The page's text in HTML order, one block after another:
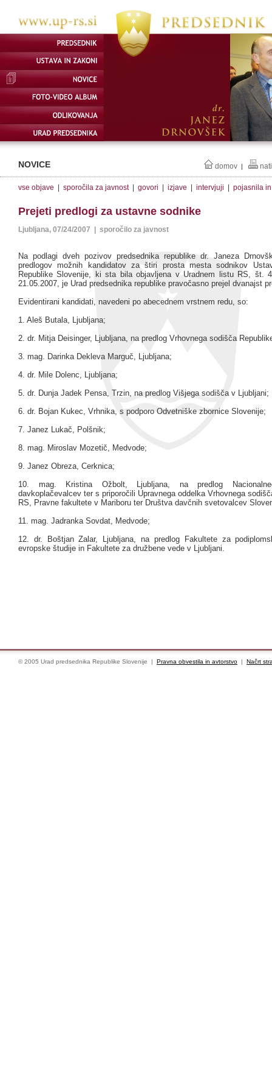
NOVICE domov |
vse objave sporočila za javnost| govori izjave intervjuji pojasnila
Prejeti predlogi za ustavne sodnike
Ljubljana, 07/24/2007 | sporočilo za javnost
Na podlagi dveh pozivov predsednika republike dr. Janeza
predlogov možnih kandidatov za štiri prosta mesta sodnikov
Republike Slovenije, ki sta bila objavljena v Uradnem listu RS, št.
21.05.2007, je Urad predsednika republike pravočasno prejel dvanajst
Evidentirani kandidati, navedeni po abecednem vrstnem redu, so:
1. Aleš Butala, Ljubljana;
2. dr. Mitja Deisinger, Ljubljana, na predlog Vrhovnega sodišča
3. mag. Darinka Dekleva Marguč, Ljubljana;
4. dr. Mile Dolenc, Ljubljana;
5. dr. Dunja Jadek Pensa, Trzin, na predlog Višjega sodišča v Ljubljani;
6. dr. Bojan Kukec, Vrhnika, s podporo Odvetniške zbornice Slovenije;
7. Janez Lukač, Polšnik;
8. mag. Miroslav Mozetič, Medvode;
9. Janez Obreza, Cerknica;
10. mag. Kristina Ožbolt, Ljubljana, na predlog
davkoplačevalcev ter s priporočili Upravnega oddelka Vrhovnega
RS, Pravne fakultete v Mariboru ter Društva davčnih svetovalcev
11. mag. Jadranka Sovdat, Medvode;
12. dr. Boštjan Zalar, Ljubljana, na predlog Fakultete za
evropske študije in Fakultete za družbene vede v Ljubljani.
© 2005 Urad predsednika Republike Slovenije | Pravna obvestila in avtorstvo | Načrt